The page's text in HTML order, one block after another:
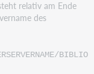
relativ am Ende
des
BIBLIO